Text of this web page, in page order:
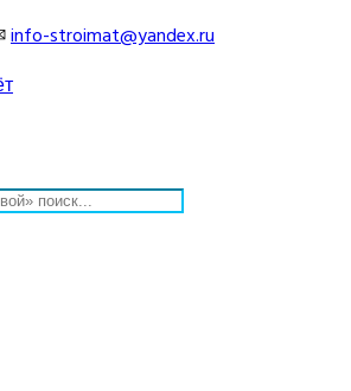
info-stroimat@yandex.ru